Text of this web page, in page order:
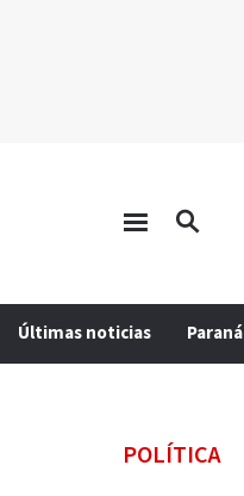
Últimas noticias Paraná
POLÍTICA